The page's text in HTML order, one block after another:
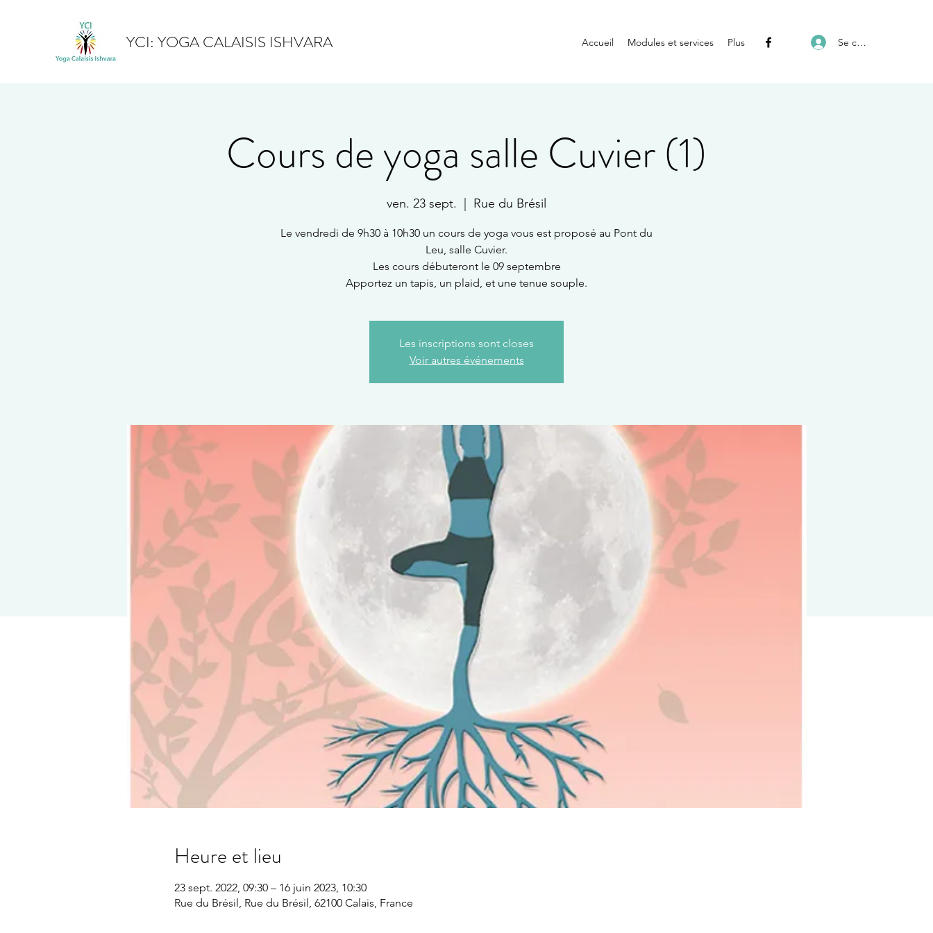
YCI: YOGA CALAISIS ISHVARA Accueil Modules et services Plus Se connecter
Cours de yoga salle Cuvier (1)
ven. 23 sept. Rue du Brésil
Le vendredi de 9h30 à 10h30 un cours de yoga vous est proposé au Pont du
Leu, salle Cuvier.
Les cours débuteront le 09 septembre
Les inscriptions sont closes
Voir autres événements
Heure et lieu
23 sept. 2022, 09:30 – 16 juin 2023, 10:30
Rue du Brésil, Rue du Brésil, 62100 Calais, France